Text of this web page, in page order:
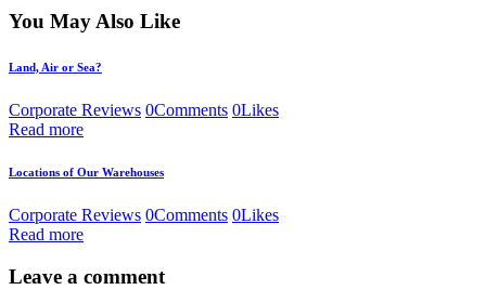
You May Also Like
Land, Air or Sea?
Corporate Reviews 0Comments 0Likes
Read more
Locations of Our Warehouses
Corporate Reviews 0Comments 0Likes
Read more
Leave a comment